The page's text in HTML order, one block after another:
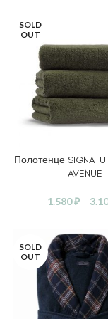
SOLD
OUT
ВЫБЕРИТЕ
Полотенце
AVENUE
1.580₽ –
SOLD
OUT